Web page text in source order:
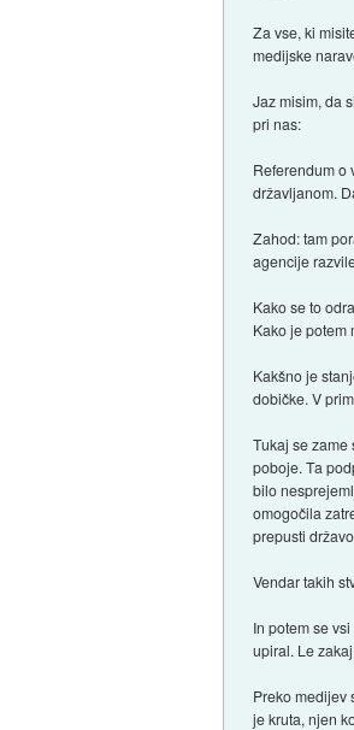
Za vse, ki
medijske
Jaz misim, da
pri nas:
Referendum o
državljanom.
Zahod: tam
agencije
Kako se to
Kako je potem
Kakšno je
dobičke. V
Tukaj se
poboje. Ta
bilo
omogočila
prepusti
Vendar takih
In potem se
upiral. Le
Preko medijev
je kruta, njen